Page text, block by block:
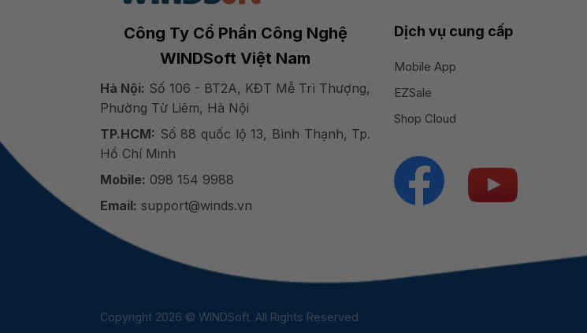
Công Ty Cổ Phần Công Nghệ
WINDSoft Việt Nam
Hà Nội: Số 106 - BT2A, KĐT Mễ Trì Thượng,
Phường Từ Liêm, Hà Nội
TP.HCM: Số 88 quốc lộ 13, Bình Thạnh, Tp.
Hồ Chí Minh
Mobile: 098 154 9988
Email: support@winds.vn
Dịch vụ cung cấp
Mobile App
EZSale
Shop Cloud
Copyright 2026 © WINDSoft. All Rights Reserved